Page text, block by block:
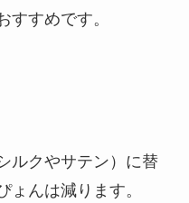
すすめです。
ルクやサテン）に替
ょんは減ります。